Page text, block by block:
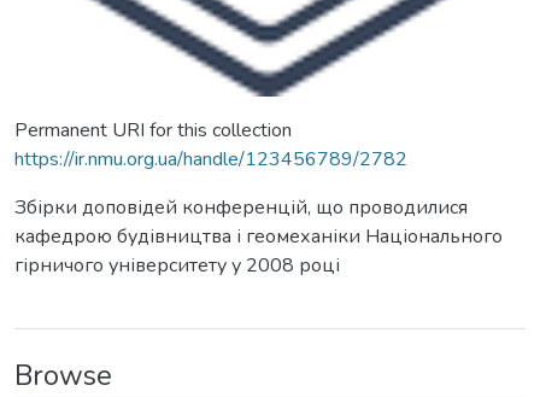
Permanent URI for this collection
https://ir.nmu.org.ua/handle/123456789/2782
Збірки доповідей конференцій, що проводилися
кафедрою будівництва і геомеханіки Національного
гірничого університету у 2008 році
Browse